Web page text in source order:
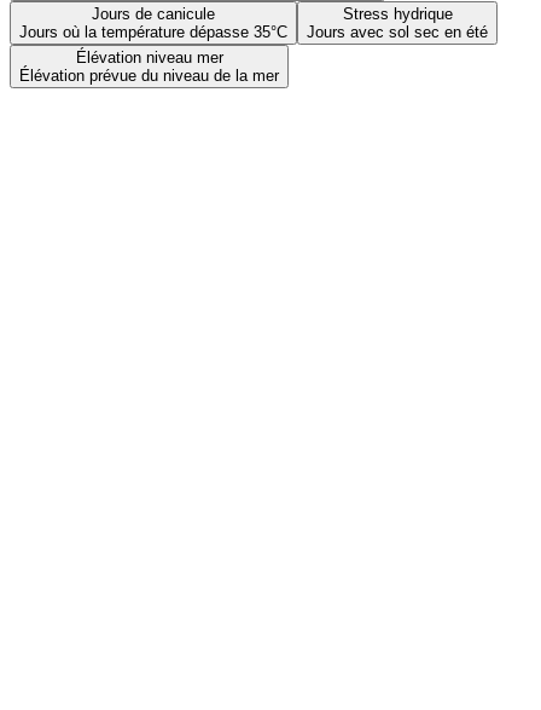
Jours de canicule
Jours où la température dépasse 35°C
Stress hydrique
Jours avec sol sec en été
Élévation niveau mer
Élévation prévue du niveau de la mer